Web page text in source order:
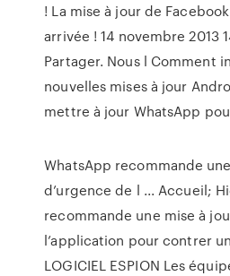
! La mise à jour de
arrivée ! 14 novembre 2013
Partager. Nous l Comment
nouvelles mises à jour
mettre à jour WhatsApp
WhatsApp recommande
d’urgence de l ... Accueil;
recommande une mise à
l’application pour contrer
LOGICIEL ESPION Les